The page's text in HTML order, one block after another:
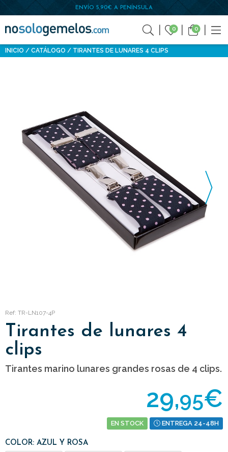
ENVÍO 5,90€ A PENÍNSULA
0 0
INICIO CATÁLOGO TIRANTES DE LUNARES 4 CLIPS
Ref: TR-LN107-4P
Tirantes de lunares 4
clips
Tirantes marino lunares grandes rosas de 4 clips.
29,95€
EN STOCK ENTREGA 24-48H
COLOR: AZUL Y ROSA